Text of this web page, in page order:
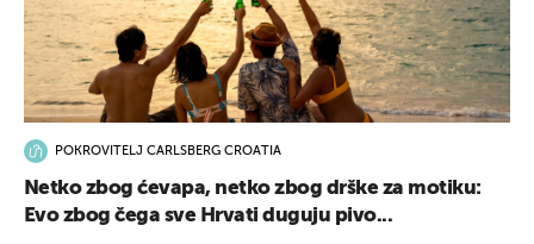
POKROVITELJ CARLSBERG CROATIA
Netko zbog ćevapa, netko zbog drške za motiku:
Evo zbog čega sve Hrvati duguju pivo...